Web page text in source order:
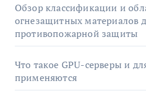
Обзор классификации и
огнезащитных материалов
противопожарной защиты
Что такое GPU-серверы и
применяются